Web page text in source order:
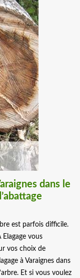
dans le
est parfois difficile.
vous
vos choix de
à Varaignes dans
Et si vous voulez